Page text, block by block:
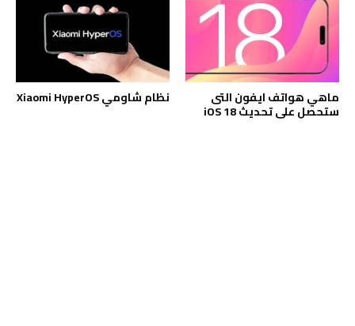
ماهي هواتف ايفون التى
ستحصل على تحديث iOS 18
نظام شاومي Xiaomi HyperOS